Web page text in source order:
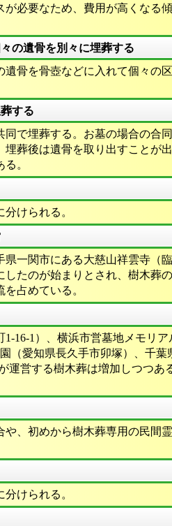
が必要なため、費用が高くなる
の遺骨を別々に埋葬する
遺骨を骨壺などに入れて個々の
する
同で埋葬する。お墓の場合の合
葬後は遺骨を取り出すことが
。
けられる。
一関市にある大慈山祥雲寺（
たのが始まりとされ、樹木葬
占めている。
16-1）、横浜市営墓地メモリ
（愛知県長久手市卯塚）、千
運営する樹木葬は増加しつつ
、初めから樹木葬専用の民間
けられる。